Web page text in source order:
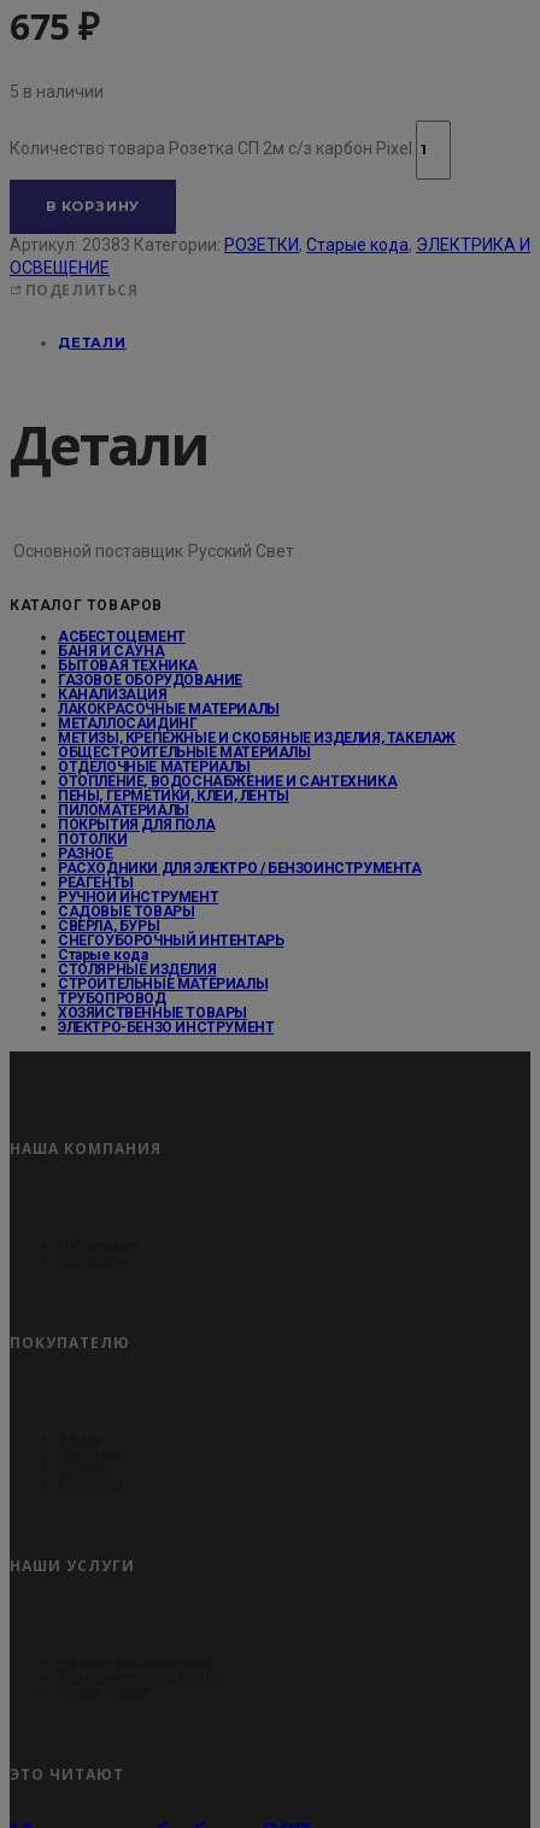
675₽
5 в наличии
Количество товара Розетка СП 2м c/з карбон Pixel
В КОРЗИНУ
Артикул: 20383 Категории: РОЗЕТКИ, Старые кода, ЭЛЕКТРИКА И
ОСВЕЩЕНИЕ
ПОДЕЛИТЬСЯ
ДЕТАЛИ
Детали
Основной поставщик Русский Свет
КАТАЛОГ ТОВАРОВ
АСБЕСТОЦЕМЕНТ
БАНЯ И САУНА
БЫТОВАЯ ТЕХНИКА
ГАЗОВОЕ ОБОРУДОВАНИЕ
КАНАЛИЗАЦИЯ
ЛАКОКРАСОЧНЫЕ МАТЕРИАЛЫ
МЕТАЛЛОСАЙДИНГ
МЕТИЗЫ, КРЕПЕЖНЫЕ И СКОБЯНЫЕ ИЗДЕЛИЯ, ТАКЕЛАЖ
ОБЩЕСТРОИТЕЛЬНЫЕ МАТЕРИАЛЫ
ОТДЕЛОЧНЫЕ МАТЕРИАЛЫ
ОТОПЛЕНИЕ, ВОДОСНАБЖЕНИЕ И САНТЕХНИКА
ПЕНЫ, ГЕРМЕТИКИ, КЛЕИ, ЛЕНТЫ
ПИЛОМАТЕРИАЛЫ
ПОКРЫТИЯ ДЛЯ ПОЛА
ПОТОЛКИ
РАЗНОЕ
РАСХОДНИКИ ДЛЯ ЭЛЕКТРО / БЕНЗОИНСТРУМЕНТА
РЕАГЕНТЫ
РУЧНОЙ ИНСТРУМЕНТ
САДОВЫЕ ТОВАРЫ
СВЕРЛА, БУРЫ
СНЕГОУБОРОЧНЫЙ ИНТЕНТАРЬ
Старые кода
СТОЛЯРНЫЕ ИЗДЕЛИЯ
СТРОИТЕЛЬНЫЕ МАТЕРИАЛЫ
ТРУБОПРОВОД
ХОЗЯЙСТВЕННЫЕ ТОВАРЫ
ЭЛЕКТРО-БЕНЗО ИНСТРУМЕНТ
НАША КОМПАНИЯ
ПОКУПАТЕЛЮ
НАШИ УСЛУГИ
ЭТО ЧИТАЮТ